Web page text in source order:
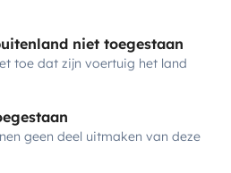
niet toegestaan
toe dat zijn voertuig het land
geen deel uitmaken van deze